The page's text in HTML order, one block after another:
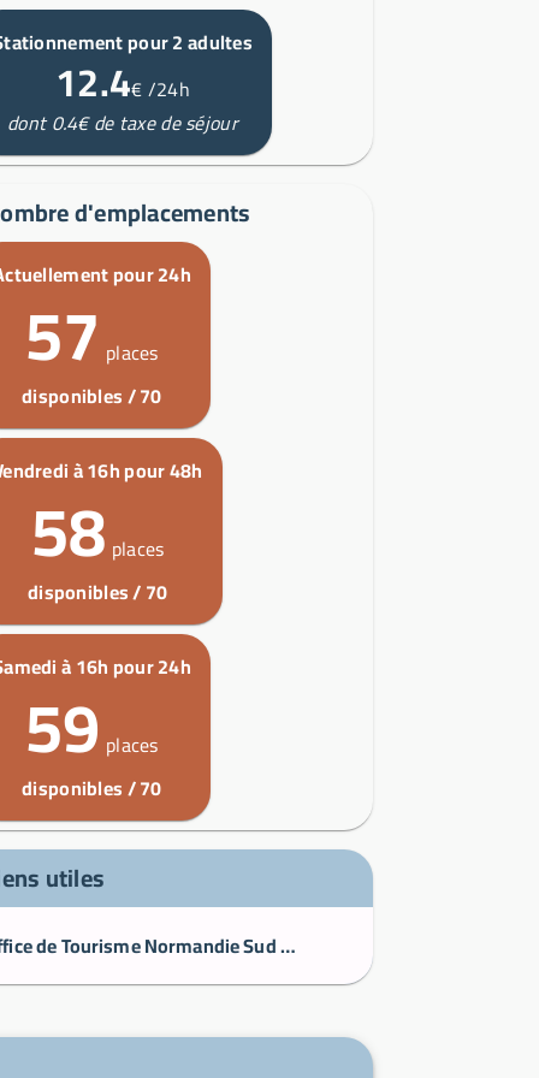
pour 2 adultes
12.4€/24h
dont 0.4€ de taxe de séjour
d'emplacements
pour 24h
57 places
disponibles / 70
à 16h pour 48h
58 places
disponibles / 70
à 16h pour 24h
59 places
disponibles / 70
utiles
Office de Tourisme Normandie Sud Eure | La Normandie à pleines dents